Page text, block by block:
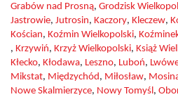
Grabów nad Prosną, Grodzisk
Jastrowie, Jutrosin, Kaczory, Kleczew,
Kościan, Koźmin Wielkopolski,
, Krzywiń, Krzyż Wielkopolski, Książ
Kłecko, Kłodawa, Leszno, Luboń,
Mikstat, Międzychód , Miłosław,
Nowe Skalmierzyce, Nowy Tomyśl ,